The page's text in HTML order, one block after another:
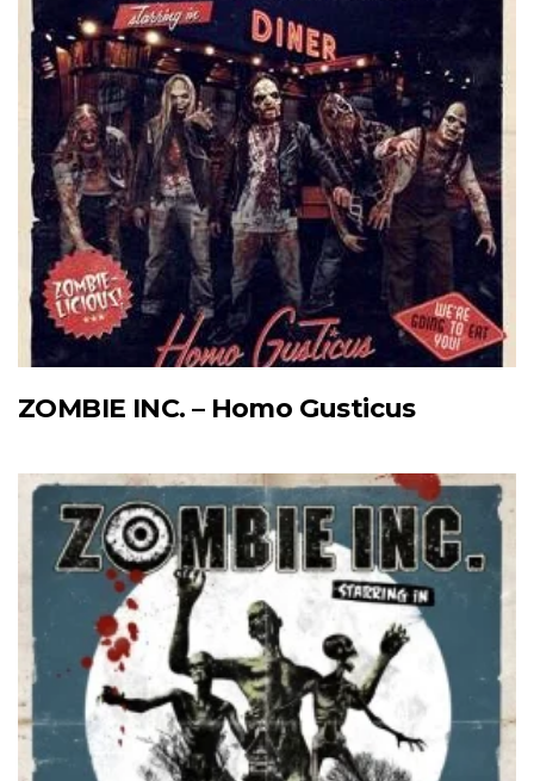
ZOMBIE INC. – Homo Gusticus